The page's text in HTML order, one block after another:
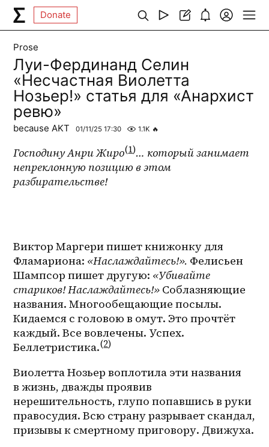
Donate
Prose
Луи-Фердинанд Селин
«Несчастная Виолетта
Нозьер!» статья для «Анархист
ревю»
because AKT 01/11/25 17:30 1.1K 🔥
Господину Анри Жиро(1)… который занимает
непреклонную позицию в этом
разбирательстве!
Виктор Маргери пишет книжонку для
Фламариона: «Наслаждайтесь!». Фелисьен
Шампсор пишет другую: «Убивайте
стариков! Наслаждайтесь!» Соблазняющие
названия. Многообещающие посылы.
Кидаемся с головою в омут. Это прочтёт
каждый. Все вовлечены. Успех.
Беллетристика.(2)
Виолетта Нозьер воплотила эти названия
в жизнь, дважды проявив
нерешительность, глупо попавшись в руки
правосудия. Всю страну разрывает скандал,
призывы к смертному приговору. Движуха.